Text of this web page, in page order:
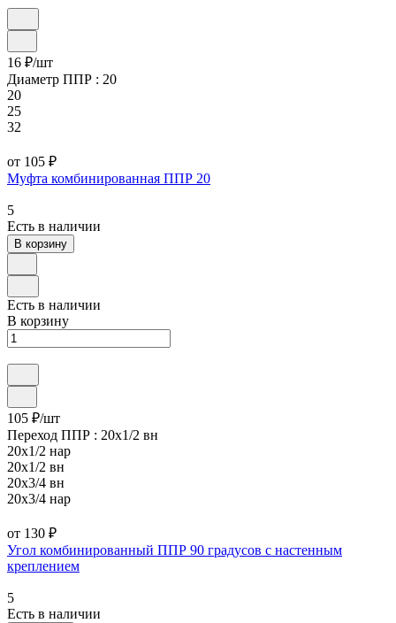
16 ₽/шт
Диаметр ППР : 20
20
25
32
от 105 ₽
Муфта комбинированная ППР 20
5
Есть в наличии
В корзину
Есть в наличии
В корзину
105 ₽/шт
Переход ППР : 20х1/2 вн
20х1/2 нар
20х1/2 вн
20х3/4 вн
20х3/4 нар
от 130 ₽
Угол комбинированный ППР 90 градусов с настенным
креплением
5
Есть в наличии